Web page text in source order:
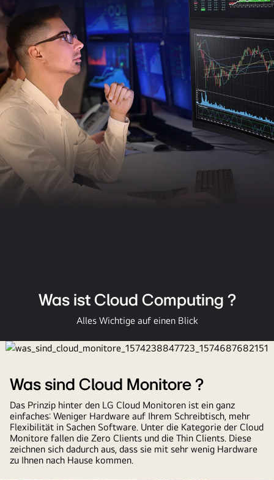
Was ist Cloud Computing ?
Alles Wichtige auf einen Blick
Was sind Cloud Monitore ?
Das Prinzip hinter den LG Cloud Monitoren ist ein ganz
einfaches: Weniger Hardware auf Ihrem Schreibtisch, mehr
Flexibilität in Sachen Software. Unter die Kategorie der Cloud
Monitore fallen die Zero Clients und die Thin Clients. Diese
zeichnen sich dadurch aus, dass sie mit sehr wenig Hardware
zu Ihnen nach Hause kommen.